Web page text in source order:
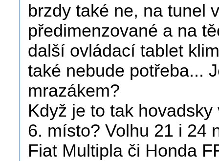
brzdy také ne, na tunel
předimenzované a na
další ovládací tablet
také nebude potřeba...
mrazákem?
Když je to tak
6. místo? Volhu 21 i 24
Fiat Multipla či Honda